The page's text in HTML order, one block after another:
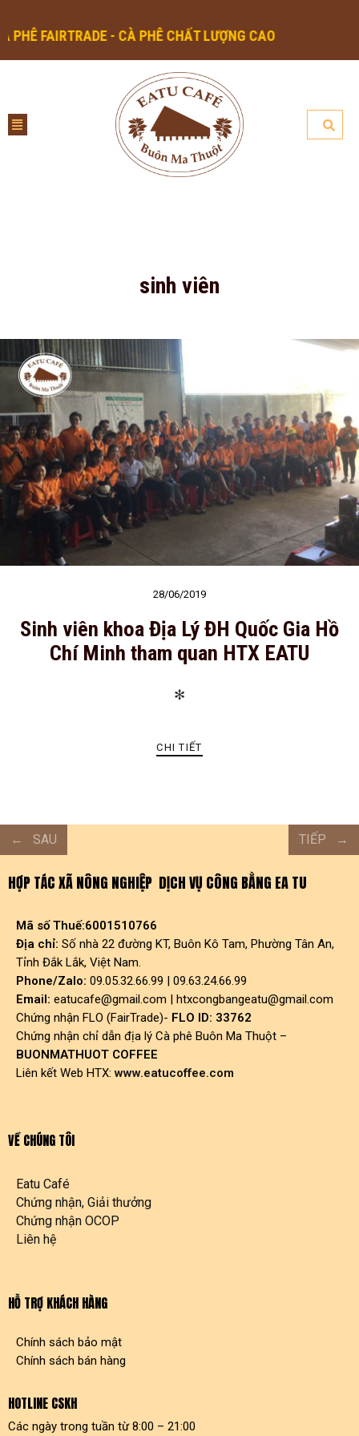
FAIRTRADE - CÀ PHÊ CHẤT LƯỢNG CAO
sinh viên
28/06/2019
Sinh viên khoa Địa Lý ĐH Quốc Gia Hồ
Chí Minh tham quan HTX EATU
✻
CHI TIẾT
SAU TIẾP
HỢP TÁC XÃ NÔNG NGHIỆP DỊCH VỤ CÔNG BẰNG EA TU
Mã số Thuế:6001510766
Địa chỉ: Số nhà 22 đường KT, Buôn Kô Tam, Phường Tân An,
Tỉnh Đắk Lắk, Việt Nam.
Phone/Zalo: 09.05.32.66.99 | 09.63.24.66.99
Email: eatucafe@gmail.com | htxcongbangeatu@gmail.com
Chứng nhận FLO (FairTrade)- FLO ID: 33762
Chứng nhận chỉ dẫn địa lý Cà phê Buôn Ma Thuột –
BUONMATHUOT COFFEE
Liên kết Web HTX:www.eatucoffee.com
VỀ CHÚNG TÔI
Eatu Café
Chứng nhận, Giải thưởng
Chứng nhận OCOP
Liên hệ
HỖ TRỢ KHÁCH HÀNG
Chính sách bảo mật
Chính sách bán hàng
HOTLINE CSKH
Các ngày trong tuần từ 8:00 – 21:00